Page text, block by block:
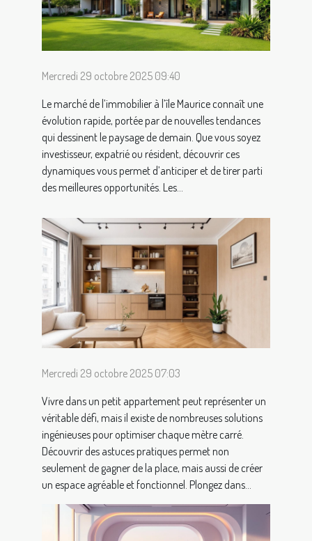
Mercredi 29 octobre 2025 09:40
Le marché de l’immobilier à l’île Maurice connaît une
évolution rapide, portée par de nouvelles tendances
qui dessinent le paysage de demain. Que vous soyez
investisseur, expatrié ou résident, découvrir ces
dynamiques vous permet d’anticiper et de tirer parti
des meilleures opportunités. Les...
Mercredi 29 octobre 2025 07:03
Vivre dans un petit appartement peut représenter un
véritable défi, mais il existe de nombreuses solutions
ingénieuses pour optimiser chaque mètre carré.
Découvrir des astuces pratiques permet non
seulement de gagner de la place, mais aussi de créer
un espace agréable et fonctionnel. Plongez dans...